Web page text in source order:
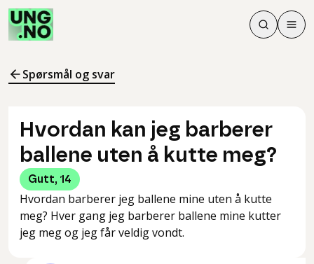
Søk
Søk
Meny
Spørsmål og svar
Hvordan kan jeg barberer
ballene uten å kutte meg?
Gutt, 14
Hvordan barberer jeg ballene mine uten å kutte
meg? Hver gang jeg barberer ballene mine kutter
jeg meg og jeg får veldig vondt.